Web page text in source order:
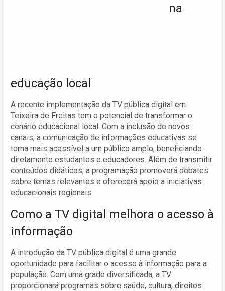
na
educação local
A recente implementação da TV pública digital em
Teixeira de Freitas tem o potencial de transformar o
cenário educacional local. Com a inclusão de novos
canais, a comunicação de informações educativas se
torna mais acessível a um público amplo, beneficiando
diretamente estudantes e educadores. Além de transmitir
conteúdos didáticos, a programação promoverá debates
sobre temas relevantes e oferecerá apoio a iniciativas
educacionais regionais.
Como a TV digital melhora o acesso à
informação
A introdução da TV pública digital é uma grande
oportunidade para facilitar o acesso à informação para a
população. Com uma grade diversificada, a TV
proporcionará programas sobre saúde, cultura, direitos